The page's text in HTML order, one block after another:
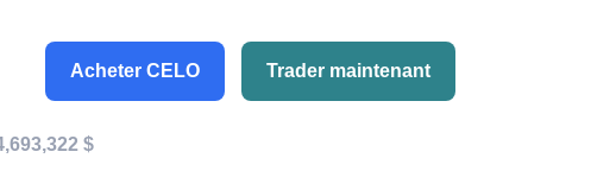
Acheter CELO Trader maintenant
$